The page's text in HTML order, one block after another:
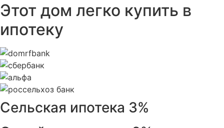
Этот дом легко купить в
ипотеку
Сельская ипотека 3%